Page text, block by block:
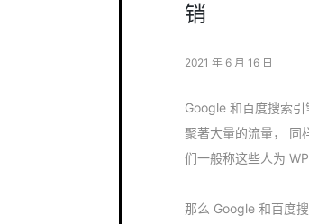
销
2021 年 6 月 16 日
Google 和百度搜索
聚著大量的流量， 同
们一般称这些人为
那么 Google 和百度